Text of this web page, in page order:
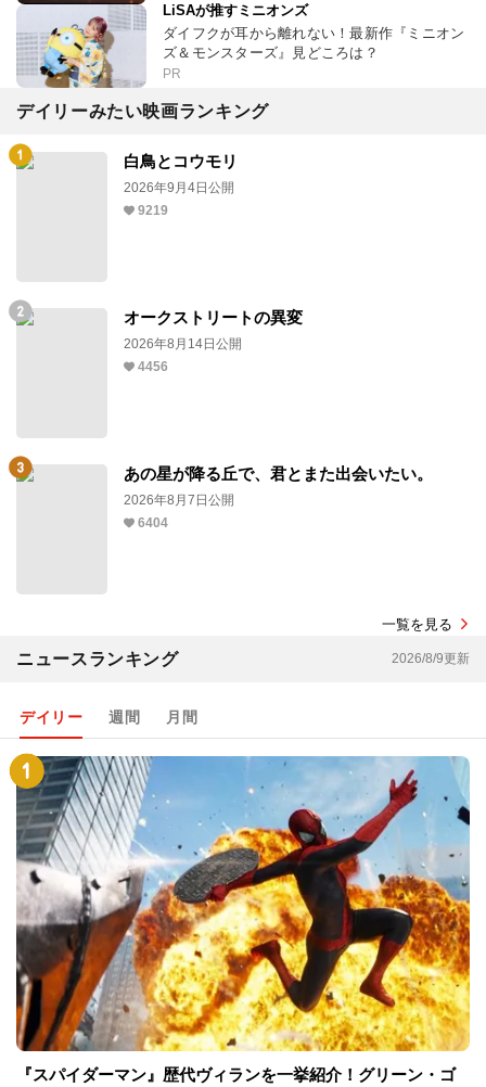
LiSAが推すミニオンズ
ダイフクが耳から離れない！最新作『ミニオン
ズ＆モンスターズ』見どころは？
PR
デイリーみたい映画ランキング
白鳥とコウモリ
2026年9月4日公開
9219
オークストリートの異変
2026年8月14日公開
4456
あの星が降る丘で、君とまた出会いたい。
2026年8月7日公開
6404
一覧を見る
ニュースランキング 2026/8/9更新
デイリー 週間 月間
『スパイダーマン』歴代ヴィランを一挙紹介！グリーン・ゴ